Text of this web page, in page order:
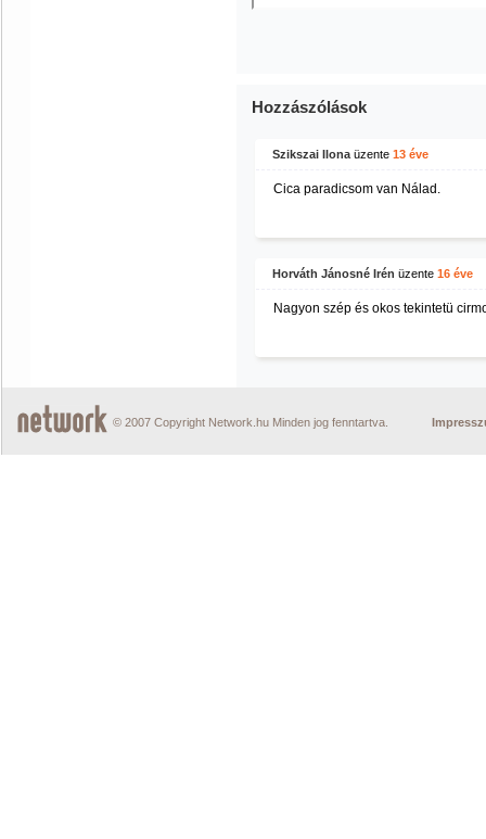
Hozzászólások
Szikszai Ilona üzente 13 éve
Cica paradicsom van Nálad.
Horváth Jánosné Irén üzente 16 éve
Nagyon szép és okos tekintetü
© 2007 Copyright Network.hu Minden jog fenntartva.